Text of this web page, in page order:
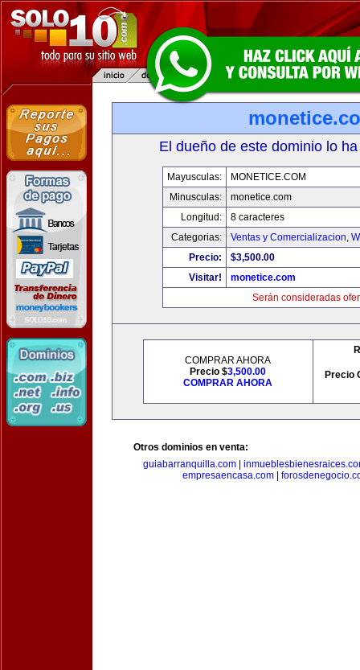
El dueño de este dominio lo
Mayusculas:
MONETICE.COM
Minusculas:
monetice.com
Longitud:
8 caracteres
Categorias:
Ventas y Comercializacion,
Precio:
$3,500.00
Visitar!
monetice.com
Serán consideradas
COMPRAR AHORA
Precio $3,500.00
COMPRAR AHORA
Precio
Otros dominios en venta:
guiabarranquilla.com|
empresaencasa.com|